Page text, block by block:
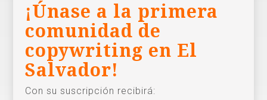
¡Únase a la primera
comunidad de
copywriting en El
Salvador!
Con su suscripción recibirá: